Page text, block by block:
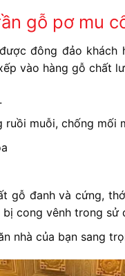
gỗ pơ mu
đông đảo khách
vào hàng gỗ chất
ruồi muỗi, chống mối
gỗ đanh và cứng,
cong vênh trong sử
nhà của bạn sang